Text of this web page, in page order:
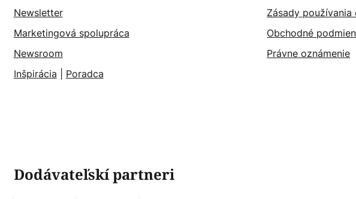
Newsletter
Marketingová spolupráca
Newsroom
Inšpirácia
Poradca
Zásady používania
Obchodné
Právne oznámenie
Dodávateľskí partneri